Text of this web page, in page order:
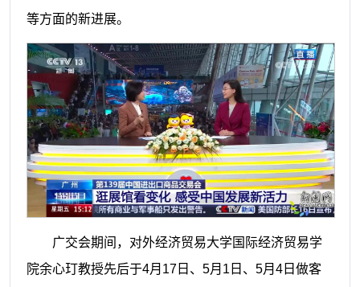
等方面的新进展。
广交会期间，对外经济贸易大学国际经济贸易学
院余心玎教授先后于4月17日、5月1日、5月4日做客